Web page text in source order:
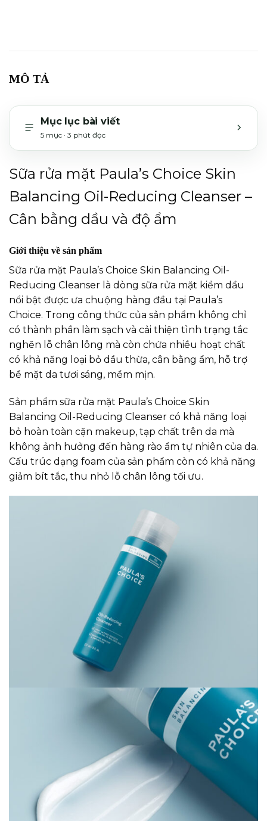
MÔ TẢ
Mục lục bài viết
5 mục · 3 phút đọc
Sữa rửa mặt Paula’s Choice Skin
Balancing Oil-Reducing Cleanser –
Cân bằng dầu và độ ẩm
Giới thiệu về sản phẩm
Sữa rửa mặt Paula’s Choice Skin Balancing Oil-
Reducing Cleanser là dòng sữa rửa mặt kiềm dầu
nổi bật được ưa chuộng hàng đầu tại Paula’s
Choice. Trong công thức của sản phẩm không chỉ
có thành phần làm sạch và cải thiện tình trạng tắc
nghẽn lỗ chân lông mà còn chứa nhiều hoạt chất
có khả năng loại bỏ dầu thừa, cân bằng ẩm, hỗ trợ
bề mặt da tươi sáng, mềm mịn.
Sản phẩm sữa rửa mặt Paula’s Choice Skin
Balancing Oil-Reducing Cleanser có khả năng loại
bỏ hoàn toàn cặn makeup, tạp chất trên da mà
không ảnh hưởng đến hàng rào ẩm tự nhiên của da.
Cấu trúc dạng foam của sản phẩm còn có khả năng
giảm bít tắc, thu nhỏ lỗ chân lông tối ưu.